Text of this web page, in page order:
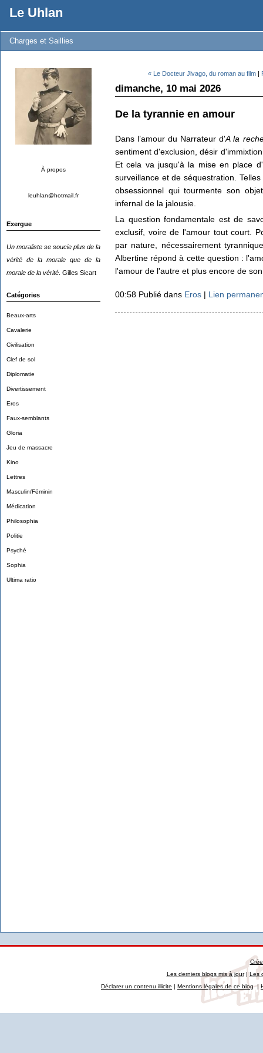
Le Uhlan
Charges et Saillies
À propos
leuhlan@hotmail.fr
Exergue
Un moraliste se soucie plus de la
vérité de la morale que de la
morale de la vérité . Gilles Sicart
Catégories
Beaux-arts
Cavalerie
Civilisation
Clef de sol
Diplomatie
Divertissement
Eros
Faux-semblants
Gloria
Jeu de massacre
Kino
Lettres
Masculin/Féminin
Médication
Philosophia
Politie
Psyché
Sophia
Ultima ratio
« Le Docteur Jivago, du roman au film |
dimanche, 10 mai 2026
De la tyrannie en amour
Dans l’amour du Narrateur d'A la r
sentiment d'exclusion, désir
Et cela va jusqu'à la mise en place
surveillance et de séquestration.
obsessionnel qui tourmente son
infernal de la jalousie.
La question fondamentale est de
exclusif, voire de l'amour tout court.
par nature, nécessairement
Albertine répond à cette question :
l'amour de l'autre et plus encore de
00:58 Publié dans Eros | Lien
Les derniers blogs mis à jour|Les
Déclarer un contenu illicite | Mentions légales de ce blog|